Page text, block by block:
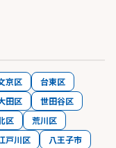
京区
台東区
田区
世田谷区
区
荒川区
戸川区
八王子市